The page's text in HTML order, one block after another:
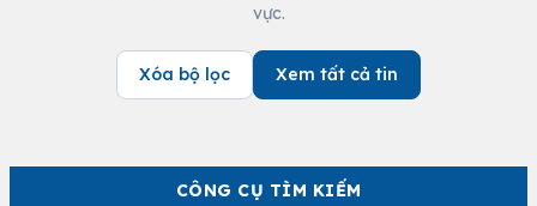
CÔNG CỤ TÌM KIẾM
vực.
Xóa bộ lọc Xem tất cả tin